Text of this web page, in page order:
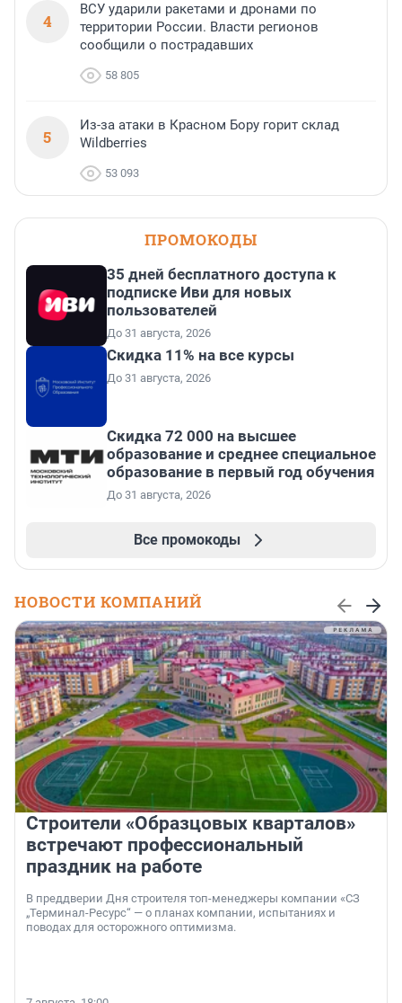
4
ВСУ ударили ракетами и дронами по
территории России. Власти регионов
сообщили о пострадавших
58 805
5
Из-за атаки в Красном Бору горит склад
Wildberries
53 093
ПРОМОКОДЫ
35 дней бесплатного доступа к
подписке Иви для новых
пользователей
До 31 августа, 2026
Скидка 11% на все курсы
До 31 августа, 2026
Скидка 72 000 на высшее
образование и среднее специальное
образование в первый год обучения
До 31 августа, 2026
Все промокоды
НОВОСТИ КОМПАНИЙ
Строители «Образцовых кварталов»
встречают профессиональный
праздник на работе
В преддверии Дня строителя топ-менеджеры компании «СЗ
„Терминал-Ресурс“ — о планах компании, испытаниях и
поводах для осторожного оптимизма.